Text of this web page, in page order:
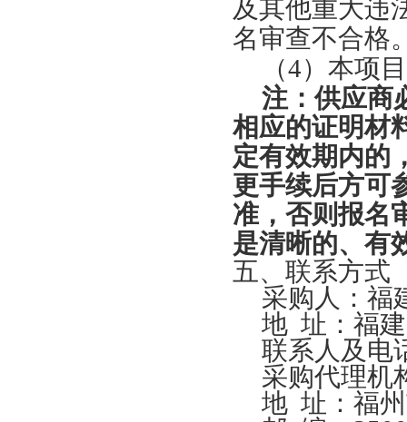
及其他重大违
名审查不合格
（4）本项
注：供应商
相应的证明材
定有效期内的
更手续后方可
准，否则报名
是清晰的、有
五、联系方式
采购人：福
地 址：福
联系人及电
采购代理机
地 址：福